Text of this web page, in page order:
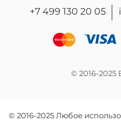
+7 499 130 20 05
© 2016-2025
© 2016-2025 Любое